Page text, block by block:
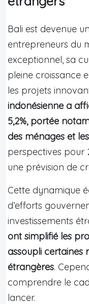
Bali est devenue
entrepreneurs du
exceptionnel, sa
pleine croissance
les projets
indonésienne a
5,2%, portée
des ménages et
perspectives pour
une prévision de
Cette dynamique
d’efforts
investissements
ont simplifié les
assoupli certaines
étrangères.
comprendre le
lancer.